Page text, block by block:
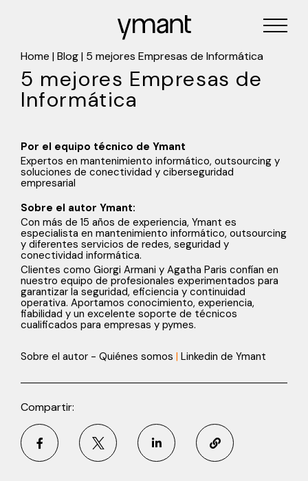
Home | Blog| 5 mejores Empresas de Informática
5 mejores Empresas de
Informática
Por el equipo técnico de Ymant
Expertos en mantenimiento informático, outsourcing y
soluciones de conectividad y ciberseguridad
empresarial
Sobre el autor Ymant:
Con más de 15 años de experiencia, Ymant es
especialista en mantenimiento informático, outsourcing
y diferentes servicios de redes, seguridad y
conectividad informática.
Clientes como Giorgi Armani y Agatha Paris confían en
nuestro equipo de profesionales experimentados para
garantizar la seguridad, eficiencia y continuidad
operativa. Aportamos conocimiento, experiencia,
fiabilidad y un excelente soporte de técnicos
cualificados para empresas y pymes.
Sobre el autor - Quiénes somos | Linkedin de Ymant
Compartir: